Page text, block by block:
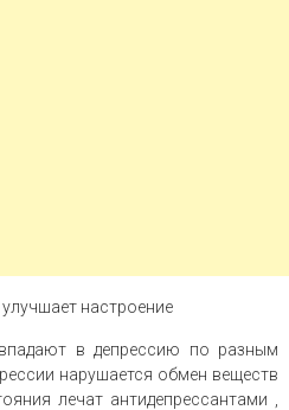
настроение
в депрессию по разным
нарушается обмен веществ
лечат антидепрессантами ,